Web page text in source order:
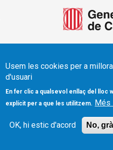
Usem les cookies per a
d'usuari
En fer clic a qualsevol enllaç del
explícit per a que les utilitzem. Més
OK, hi estic d'acord No,